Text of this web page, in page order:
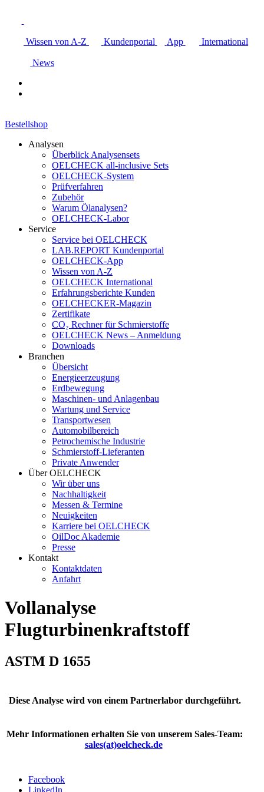
Wissen von A-Z Kundenportal App International
News
Bestellshop
Analysen
Überblick Analysensets
OELCHECK all-inclusive Sets
OELCHECK-System
Prüfverfahren
Zubehör
Warum Ölanalysen?
OELCHECK-Labor
Service
Service bei OELCHECK
LAB.REPORT Kundenportal
OELCHECK-App
Wissen von A-Z
OELCHECK International
Erfahrungsberichte Kunden
OELCHECKER-Magazin
Zertifikate
CO₂ Rechner für Schmierstoffe
OELCHECK News – Anmeldung
Downloads
Branchen
Übersicht
Energieerzeugung
Erdbewegung
Maschinen- und Anlagenbau
Wartung und Service
Transportwesen
Automobilbereich
Petrochemische Industrie
Schmierstoff-Lieferanten
Private Anwender
Über OELCHECK
Wir über uns
Nachhaltigkeit
Messen & Termine
Neuigkeiten
Karriere bei OELCHECK
OilDoc Akademie
Presse
Kontakt
Kontaktdaten
Anfahrt
Vollanalyse
Flugturbinenkraftstoff
ASTM D 1655
Diese Analyse wird von einem Partnerlabor durchgeführt.
Mehr Informationen erhalten Sie von unserem Sales-Team:
sales(at)oelcheck.de
Facebook
LinkedIn